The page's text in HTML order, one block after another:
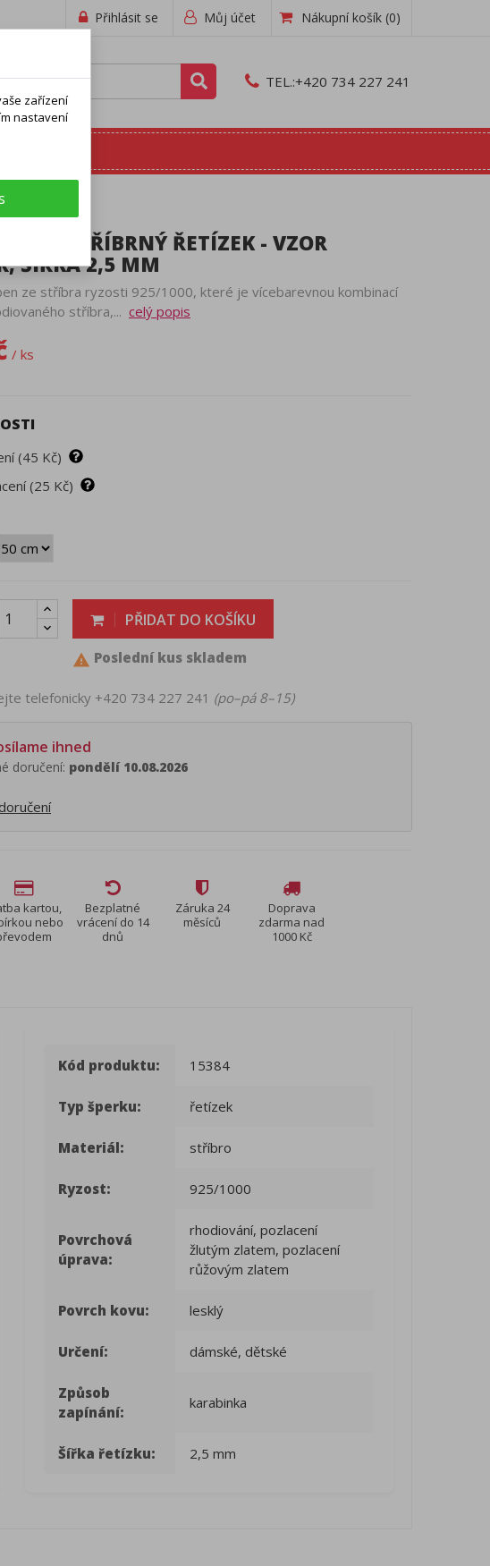
Můj účet
Přihlásit se Nákupní košík (0)
TEL.:+420 734 227 241
STŘÍBRNÝ ŘETÍZEK - VZOR
ŠÍŘKA 2,5 MM
ze stříbra ryzosti 925/1000, které je vícebarevnou kombinací
stříbra,... celý popis
/ ks
(45 Kč)
(25 Kč)
PŘIDAT DO KOŠÍKU
 Poslední kus skladem
telefonicky +420 734 227 241 (po–pá 8–15)
ihned
doručení: pondělí 10.08.2026
kartou,
nebo
Bezplatné
vrácení do 14
dnů
Záruka 24
měsíců
Doprava
zdarma nad
1000 Kč
Kód produktu: 15384
Typ šperku: řetízek
Materiál: stříbro
Ryzost: 925/1000
Povrchová
úprava:
rhodiování, pozlacení
žlutým zlatem, pozlacení
růžovým zlatem
Povrch kovu: lesklý
Určení: dámské, dětské
Způsob
zapínání:
karabinka
Šířka řetízku: 2,5 mm
zařízení
nastavení